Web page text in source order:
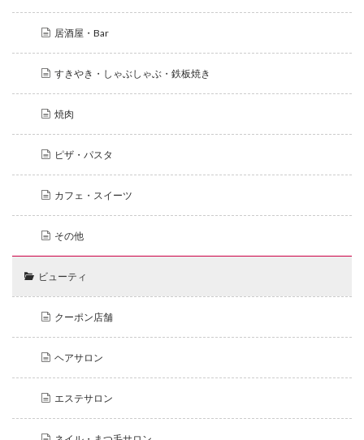
居酒屋・Bar
すきやき・しゃぶしゃぶ・鉄板焼き
焼肉
ピザ・パスタ
カフェ・スイーツ
その他
ビューティ
クーポン店舗
ヘアサロン
エステサロン